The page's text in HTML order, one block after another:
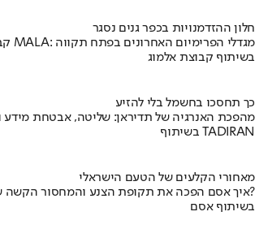
חלון ההזדמנויות בכפר גנים נסגר
קבוצת אלמוג מציגה את פרויקט MALA: מגדלי הפרימיום האחרונים בפתח תקווה
בשיתוף קבוצת אלמוג
כך תחסכו בחשמל בלי להזיע
מהפכת האנרגיה של תדיראן: שליטה, אבטחת מידע
בשיתוף TADIRAN
מאחורי הקלעים של הטעם הישראלי
איך אסם הפכה את תקופת הצנע והמחסור הקשה של שנות ה-40 למותג לאומי?
בשיתוף אסם